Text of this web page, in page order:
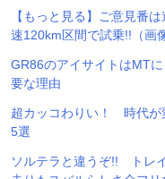
【もっと見る】ご意見番
速120km区間で試乗!!（画
GR86のアイサイトはMT
要な理由
超カッコわりい！ 時代が
5選
ソルテラと違うぞ!! トレ